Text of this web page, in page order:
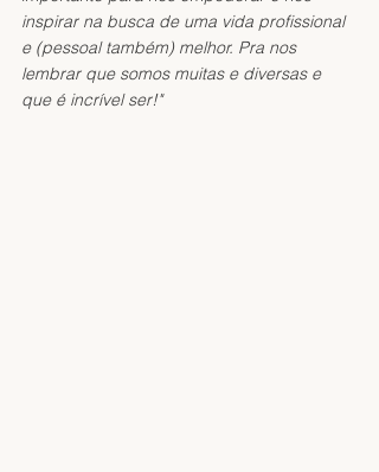
inspirar na busca de uma vida profissional
e (pessoal também) melhor. Pra nos
lembrar que somos muitas e diversas e
que é incrível ser!"